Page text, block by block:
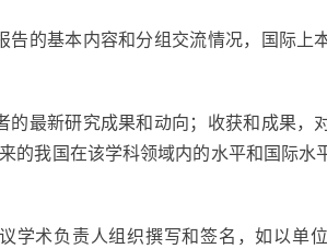
告的基本内容和分组交流情况，国际上
的最新研究成果和动向；收获和成果，
的我国在该学科领域内的水平和国际水
学术负责人组织撰写和签名，如以单